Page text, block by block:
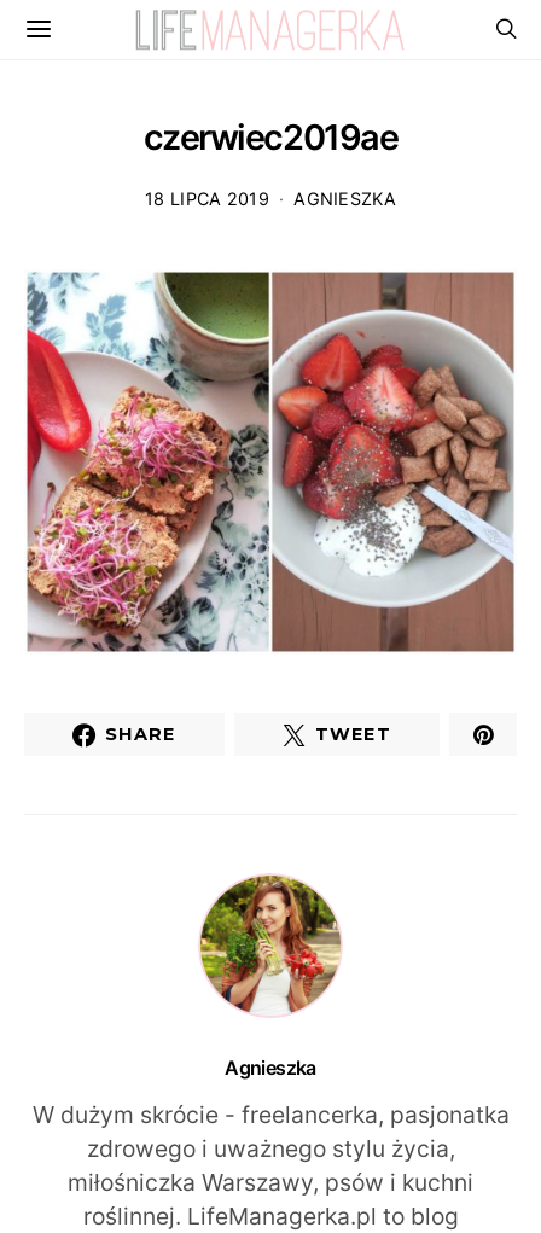
czerwiec2019ae
18 LIPCA 2019 AGNIESZKA
SHARE TWEET
Agnieszka
W dużym skrócie - freelancerka, pasjonatka
zdrowego i uważnego stylu życia,
miłośniczka Warszawy, psów i kuchni
roślinnej. LifeManagerka.pl to blog